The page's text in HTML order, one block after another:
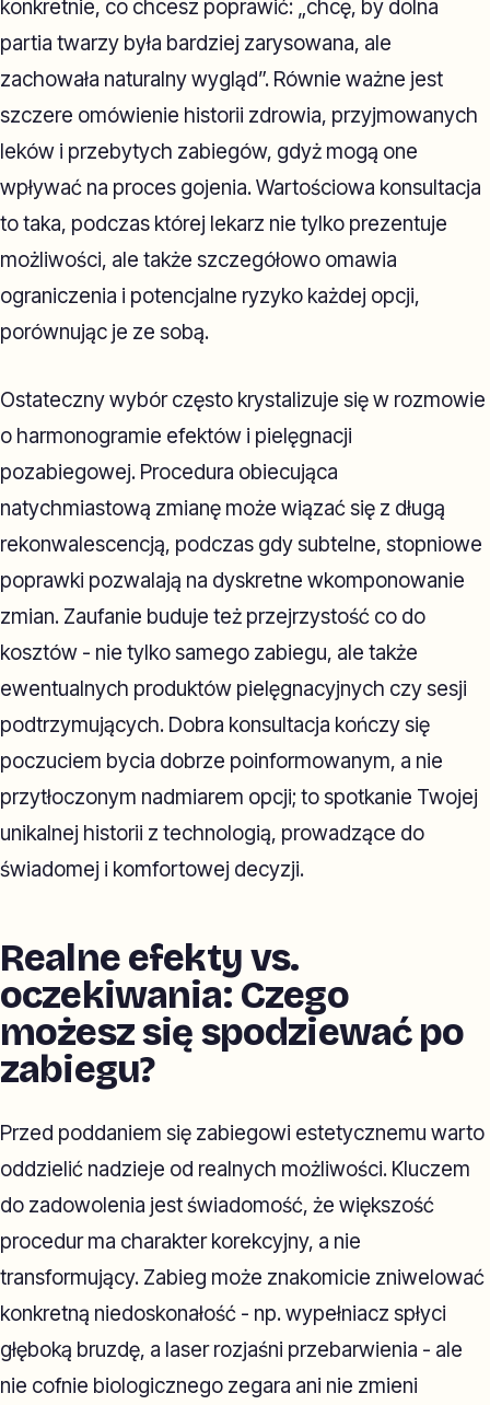
konkretnie, co chcesz poprawić: „chcę, by dolna
partia twarzy była bardziej zarysowana, ale
zachowała naturalny wygląd”. Równie ważne jest
szczere omówienie historii zdrowia, przyjmowanych
leków i przebytych zabiegów, gdyż mogą one
wpływać na proces gojenia. Wartościowa konsultacja
to taka, podczas której lekarz nie tylko prezentuje
możliwości, ale także szczegółowo omawia
ograniczenia i potencjalne ryzyko każdej opcji,
porównując je ze sobą.
Ostateczny wybór często krystalizuje się w rozmowie
o harmonogramie efektów i pielęgnacji
pozabiegowej. Procedura obiecująca
natychmiastową zmianę może wiązać się z długą
rekonwalescencją, podczas gdy subtelne, stopniowe
poprawki pozwalają na dyskretne wkomponowanie
zmian. Zaufanie buduje też przejrzystość co do
kosztów - nie tylko samego zabiegu, ale także
ewentualnych produktów pielęgnacyjnych czy sesji
podtrzymujących. Dobra konsultacja kończy się
poczuciem bycia dobrze poinformowanym, a nie
przytłoczonym nadmiarem opcji; to spotkanie Twojej
unikalnej historii z technologią, prowadzące do
świadomej i komfortowej decyzji.
Realne efekty vs.
oczekiwania: Czego
możesz się spodziewać po
zabiegu?
Przed poddaniem się zabiegowi estetycznemu warto
oddzielić nadzieje od realnych możliwości. Kluczem
do zadowolenia jest świadomość, że większość
procedur ma charakter korekcyjny, a nie
transformujący. Zabieg może znakomicie zniwelować
konkretną niedoskonałość - np. wypełniacz spłyci
głęboką bruzdę, a laser rozjaśni przebarwienia - ale
nie cofnie biologicznego zegara ani nie zmieni